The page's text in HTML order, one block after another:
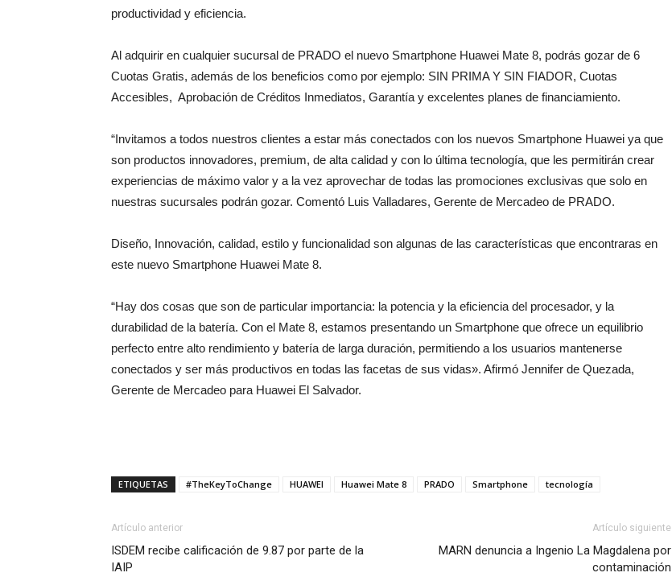
productividad y eficiencia.
Al adquirir en cualquier sucursal de PRADO el nuevo Smartphone Huawei Mate 8, podrás gozar de 6
Cuotas Gratis, además de los beneficios como por ejemplo: SIN PRIMA Y SIN FIADOR, Cuotas
Accesibles, Aprobación de Créditos Inmediatos, Garantía y excelentes planes de financiamiento.
“Invitamos a todos nuestros clientes a estar más conectados con los nuevos Smartphone Huawei ya que
son productos innovadores, premium, de alta calidad y con lo última tecnología, que les permitirán crear
experiencias de máximo valor y a la vez aprovechar de todas las promociones exclusivas que solo en
nuestras sucursales podrán gozar. Comentó Luis Valladares, Gerente de Mercadeo de PRADO.
Diseño, Innovación, calidad, estilo y funcionalidad son algunas de las características que encontraras en
este nuevo Smartphone Huawei Mate 8.
“Hay dos cosas que son de particular importancia: la potencia y la eficiencia del procesador, y la
durabilidad de la batería. Con el Mate 8, estamos presentando un Smartphone que ofrece un equilibrio
perfecto entre alto rendimiento y batería de larga duración, permitiendo a los usuarios mantenerse
conectados y ser más productivos en todas las facetas de sus vidas». Afirmó Jennifer de Quezada,
Gerente de Mercadeo para Huawei El Salvador.
ETIQUETAS #TheKeyToChange HUAWEI Huawei Mate 8 PRADO Smartphone tecnología
Artículo anterior
ISDEM recibe calificación de 9.87 por parte de la
IAIP
Artículo siguiente
MARN denuncia a Ingenio La Magdalena por
contaminación